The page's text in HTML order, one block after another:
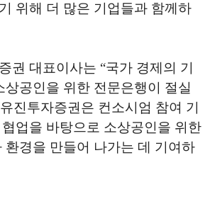
위해 더 많은 기업들과 함께하
권 대표이사는 “국가 경제의 기
상공인을 위한 전문은행이 절실
진투자증권은 컨소시엄 참여 기
업을 바탕으로 소상공인을 위한
환경을 만들어 나가는 데 기여하